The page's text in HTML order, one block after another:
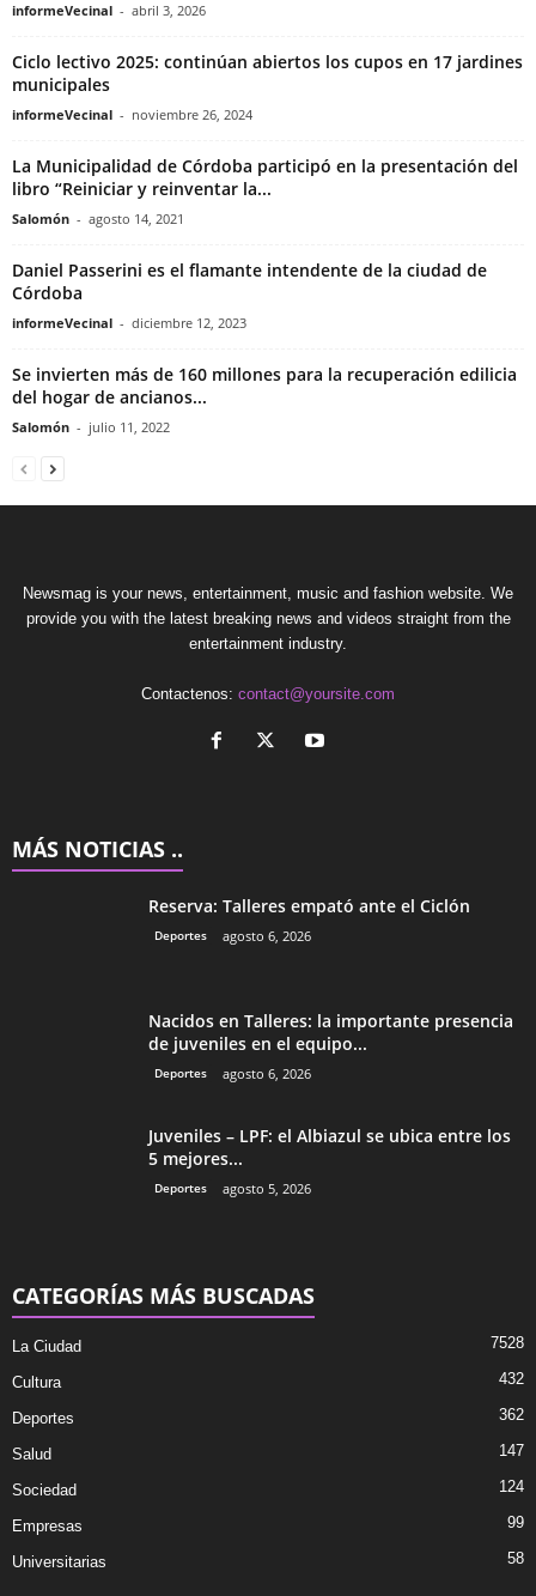
informeVecinal - abril 3, 2026
Ciclo lectivo 2025: continúan abiertos los cupos en 17 jardines
municipales
informeVecinal - noviembre 26, 2024
La Municipalidad de Córdoba participó en la presentación del
libro “Reiniciar y reinventar la...
Salomón - agosto 14, 2021
Daniel Passerini es el flamante intendente de la ciudad de
Córdoba
informeVecinal - diciembre 12, 2023
Se invierten más de 160 millones para la recuperación edilicia
del hogar de ancianos...
Salomón - julio 11, 2022
Newsmag is your news, entertainment, music and fashion website. We
provide you with the latest breaking news and videos straight from the
entertainment industry.
Contactenos: contact@yoursite.com
MÁS NOTICIAS ..
Reserva: Talleres empató ante el Ciclón
Deportes agosto 6, 2026
Nacidos en Talleres: la importante presencia
de juveniles en el equipo...
Deportes agosto 6, 2026
Juveniles – LPF: el Albiazul se ubica entre los
5 mejores...
Deportes agosto 5, 2026
CATEGORÍAS MÁS BUSCADAS
La Ciudad 7528
Cultura 432
Deportes 362
Salud 147
Sociedad 124
Empresas 99
Universitarias 58